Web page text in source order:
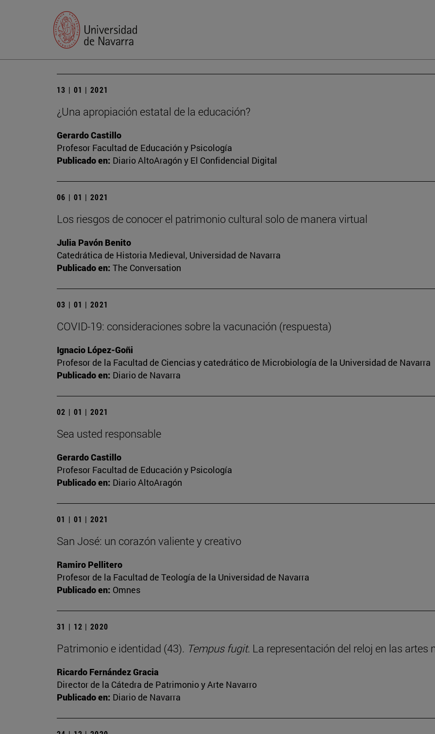
13 | 01 | 2021
¿Una apropiación estatal de la educación?
Gerardo Castillo
Profesor Facultad de Educación y Psicología
Publicado en: Diario AltoAragón y El Confidencial Digital
06 | 01 | 2021
Los riesgos de conocer el patrimonio cultural solo de manera virtual
Julia Pavón Benito
Catedrática de Historia Medieval, Universidad de Navarra
Publicado en: The Conversation
03 | 01 | 2021
COVID-19: consideraciones sobre la vacunación (respuesta)
Ignacio López-Goñi
Profesor de la Facultad de Ciencias y catedrático de Microbiología de la Universidad de Navarra
Publicado en: Diario de Navarra
02 | 01 | 2021
Sea usted responsable
Gerardo Castillo
Profesor Facultad de Educación y Psicología
Publicado en: Diario AltoAragón
01 | 01 | 2021
San José: un corazón valiente y creativo
Ramiro Pellitero
Profesor de la Facultad de Teología de la Universidad de Navarra
Publicado en: Omnes
31 | 12 | 2020
Patrimonio e identidad (43). Tempus fugit. La representación del reloj en las artes
Ricardo Fernández Gracia
Director de la Cátedra de Patrimonio y Arte Navarro
Publicado en: Diario de Navarra